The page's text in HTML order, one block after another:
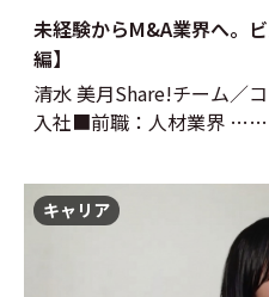
未経験からM&A業界へ。
編】
清水 美月Share!チーム／
入社■前職：人材業界 ……
キャリア